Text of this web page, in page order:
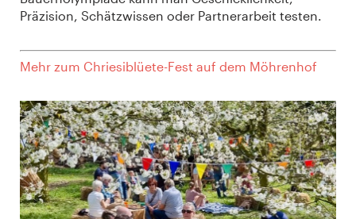
Präzision, Schätzwissen oder Partnerarbeit testen.
Mehr zum Chriesiblüete-Fest auf dem Möhrenhof